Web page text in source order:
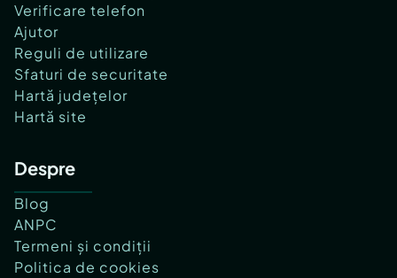
Verificare telefon
Ajutor
Reguli de utilizare
Sfaturi de securitate
Hartă județelor
Hartă site
Despre
Blog
ANPC
Termeni și condiții
Politica de cookies